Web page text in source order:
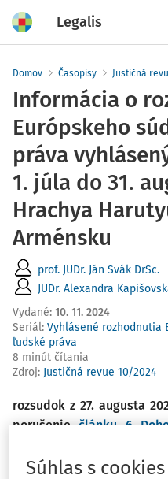
Legalis
Domov Časopisy Justičná
Informácia o
Európskeho
práva
1. júla do 31.
Hrachya
Arménsku
prof. JUDr. Ján Svák DrSc.
JUDr. Alexandra
Vydané: 10. 11. 2024
Seriál: Vyhlásené rozhodnutia
ľudské práva
8 minút čítania
Zdroj: Justičná revue 10/2024
rozsudok z 27. augusta
porušeniečlánku 6
v kontexte ochrany
Súhlas s cookies